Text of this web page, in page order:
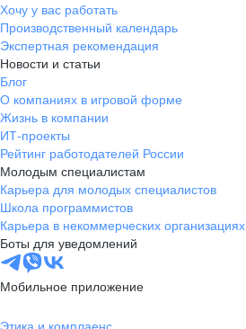
Хочу у вас работать
Производственный календарь
Экспертная рекомендация
Новости и статьи
Блог
О компаниях в игровой форме
Жизнь в компании
ИТ-проекты
Рейтинг работодателей России
Молодым специалистам
Карьера для молодых специалистов
Школа программистов
Карьера в некоммерческих организациях
Боты для уведомлений
Мобильное приложение